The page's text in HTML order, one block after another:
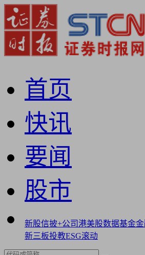
首页
快讯
要闻
股市
新股信披+公司港美股数据基金
新三板投教ESG滚动